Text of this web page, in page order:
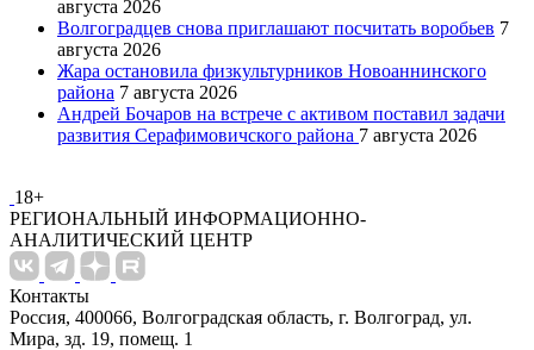
августа 2026
Волгоградцев снова приглашают посчитать воробьев 7
августа 2026
Жара остановила физкультурников Новоаннинского
района 7 августа 2026
Андрей Бочаров на встрече с активом поставил задачи
развития Серафимовичского района 7 августа 2026
18+
РЕГИОНАЛЬНЫЙ ИНФОРМАЦИОННО-
АНАЛИТИЧЕСКИЙ ЦЕНТР
Контакты
Россия, 400066, Волгоградская область, г. Волгоград, ул.
Мира, зд. 19, помещ. 1